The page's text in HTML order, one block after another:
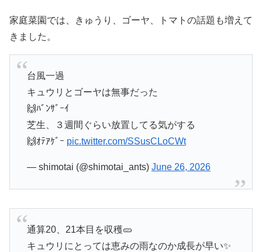
家庭菜園では、きゅうり、ゴーヤ、トマトの話題も増えて
きました。
台風一過
キュウリとゴーヤは無事だった
🙌ﾊﾞﾝｻﾞｰｲ
芝生、３週間ぐらい放置してる気がする
🙌ｵﾃｱｹﾞｰ pic.twitter.com/SSusCLoCWt
— shimotai (@shimotai_ants) June 26, 2026
通算20、21本目を収穫🥒
キュウリにとっては恵みの雨なのか成長が早い✨